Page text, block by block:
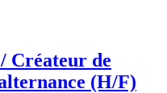
Créateur de
(H/F)